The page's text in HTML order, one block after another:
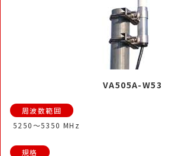
VA505A-W53
5250～5350 MHz